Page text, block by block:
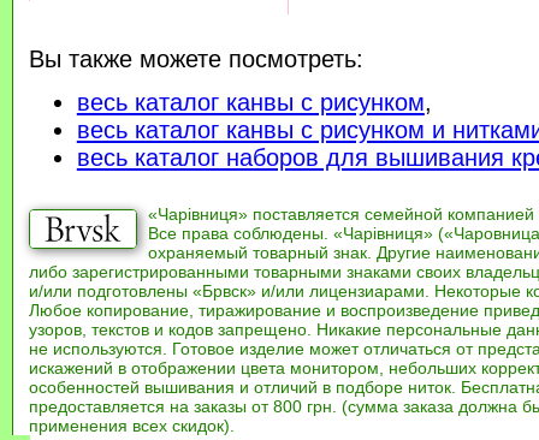
Вы также можете посмотреть:
весь каталог канвы с рисунком,
весь каталог канвы с рисунком и
весь каталог наборов для вышивания
«Чарівниця» поставляется семейной компанией
Все права соблюдены. «Чарівниця»
охраняемый товарный знак. Другие
либо зарегистрированными товарными знаками своих
и/или подготовлены «Брвск» и/или лицензиарами. Некоторые
Любое копирование, тиражирование и воспроизведение
узоров, текстов и кодов запрещено. Никакие персональные
не используются. Готовое изделие может отличаться от
искажений в отображении цвета монитором, небольших
особенностей вышивания и отличий в подборе ниток.
предоставляется на заказы от 800 грн. (сумма заказа должна
применения всех скидок).